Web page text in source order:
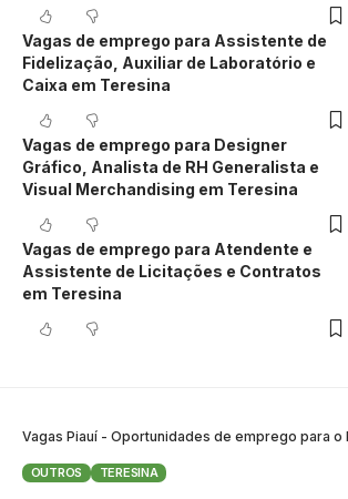
Vagas de emprego para Assistente de
Fidelização, Auxiliar de Laboratório e
Caixa em Teresina
Vagas de emprego para Designer
Gráfico, Analista de RH Generalista e
Visual Merchandising em Teresina
Vagas de emprego para Atendente e
Assistente de Licitações e Contratos
em Teresina
OUTROS TERESINA